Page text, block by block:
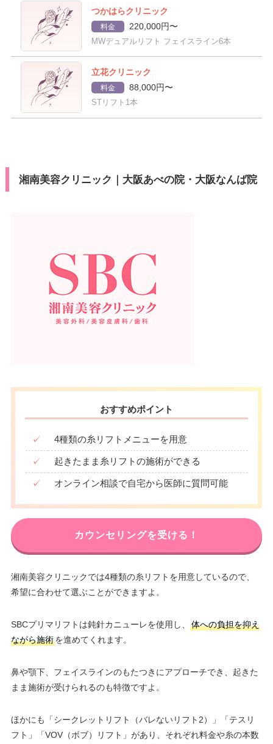
つかはらクリニック
料金 220,000円〜
MWデュアルリフト フェイスライン6本
立花クリニック
料金 88,000円〜
STリフト1本
湘南美容クリニック｜大阪あべの院・大阪なんば院
おすすめポイント
✓ 4種類の糸リフトメニューを用意
✓ 起きたまま糸リフトの施術ができる
✓ オンライン相談で自宅から医師に質問可能
カウンセリングを受ける！
湘南美容クリニックでは4種類の糸リフトを用意しているので、
希望に合わせて選ぶことができますよ。
SBCプリマリフトは鈍針カニューレを使用し、
体への負担を抑え
ながら施術を進めてくれます。
鼻や顎下、フェイスラインのもたつきにアプローチでき、起きた
まま施術が受けられるのも特徴ですよ。
ほかにも「シークレットリフト（バレないリフト2）」「テスリ
フト」「VOV（ボブ）リフト」があり、それぞれ料金や糸の本数